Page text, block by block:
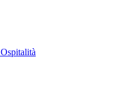
Ospitalità